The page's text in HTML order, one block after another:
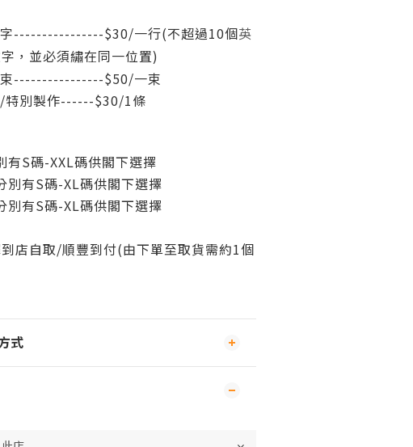
字----------------$30/一行(不超過10個英
，並必須繡在同一位置)
束----------------$50/一束
特別製作------$30/1條
有S碼-XXL碼供閣下選擇
別有S碼-XL碼供閣下選擇
別有S碼-XL碼供閣下選擇
店自取/順豐到付(由下單至取貨需約1個
式